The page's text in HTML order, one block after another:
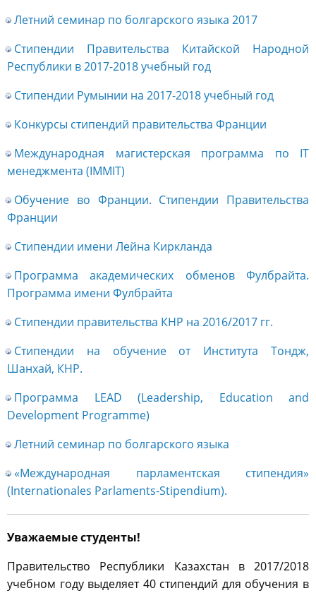
Летний семинар по болгарского языка 2017
Стипендии Правительства Китайской Народной
Республики в 2017-2018 учебный год
Стипендии Румынии на 2017-2018 учебный год
Конкурсы стипендий правительства Франции
Международная магистерская программа по IT
менеджмента (IMMIT)
Обучение во Франции. Стипендии Правительства
Франции
Стипендии имени Лейна Киркланда
Программа академических обменов Фулбрайта.
Программа имени Фулбрайта
Стипендии правительства КНР на 2016/2017 гг.
Стипендии на обучение от Института Тондж,
Шанхай, КНР.
Программа LEAD (Leadership, Education and
Development Programme)
Летний семинар по болгарского языка
«Международная парламентская стипендия»
(Internationales Parlaments-Stipendium).
Уважаемые студенты!
Правительство Республики Казахстан в 2017/2018
учебном году выделяет 40 стипендий для обучения в